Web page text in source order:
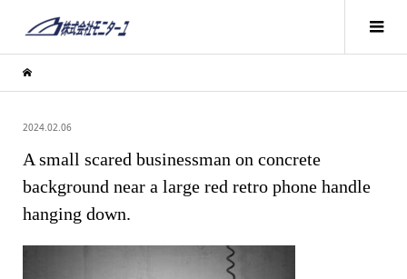
2024.02.06
A small scared businessman on concrete
background near a large red retro phone handle
hanging down.